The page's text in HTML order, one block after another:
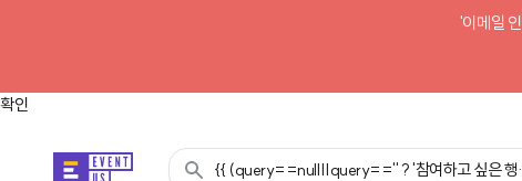
'이메일
확인
{{ (query==null||query=='' ? '참여하고 싶은 행